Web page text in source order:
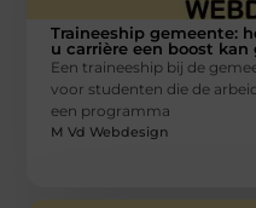
Traineeship gemeente:
u carrière een boost kan
Een traineeship bij de
voor studenten die de
een programma
M Vd Webdesign